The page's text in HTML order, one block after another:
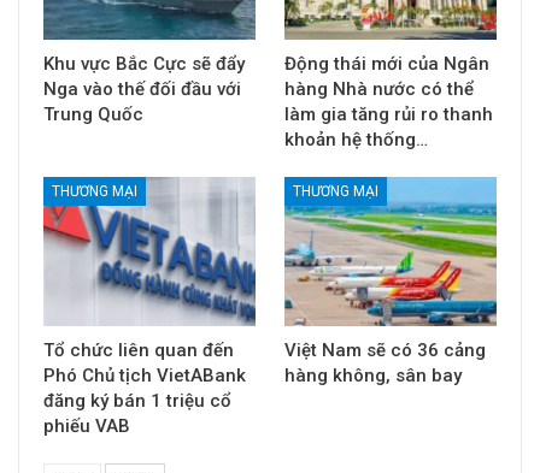
Khu vực Bắc Cực sẽ đẩy
Nga vào thế đối đầu với
Trung Quốc
Động thái mới của Ngân
hàng Nhà nước có thể
làm gia tăng rủi ro thanh
khoản hệ thống…
THƯƠNG MẠI
Tổ chức liên quan đến
Phó Chủ tịch VietABank
đăng ký bán 1 triệu cổ
phiếu VAB
THƯƠNG MẠI
Việt Nam sẽ có 36 cảng
hàng không, sân bay